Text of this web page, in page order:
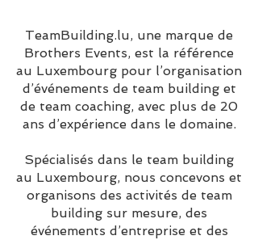
TeamBuilding.lu, une marque de
Brothers Events, est la référence
au Luxembourg pour l’organisation
d’événements de team building et
de team coaching, avec plus de 20
ans d’expérience dans le domaine.
Spécialisés dans le team building
au Luxembourg, nous concevons et
organisons des activités de team
building sur mesure, des
événements d’entreprise et des